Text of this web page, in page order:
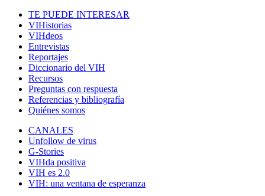
TE PUEDE INTERESAR
VIHistorias
VIHdeos
Entrevistas
Reportajes
Diccionario del VIH
Recursos
Preguntas con respuesta
Referencias y bibliografía
Quiénes somos
CANALES
Unfollow de virus
G-Stories
VIHda positiva
VIH es 2.0
VIH: una ventana de esperanza